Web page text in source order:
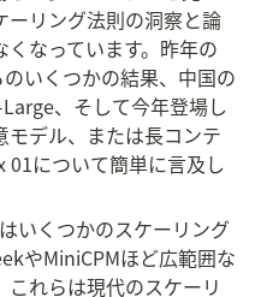
ーリング法則の洞察と論
なっています。昨年の
いくつかの結果、中国の
、そして今年登場し
デル、または長コンテ
01について簡単に言及し
いくつかのスケーリング
やMiniCPMほど広範囲な
れらは現代のスケーリ